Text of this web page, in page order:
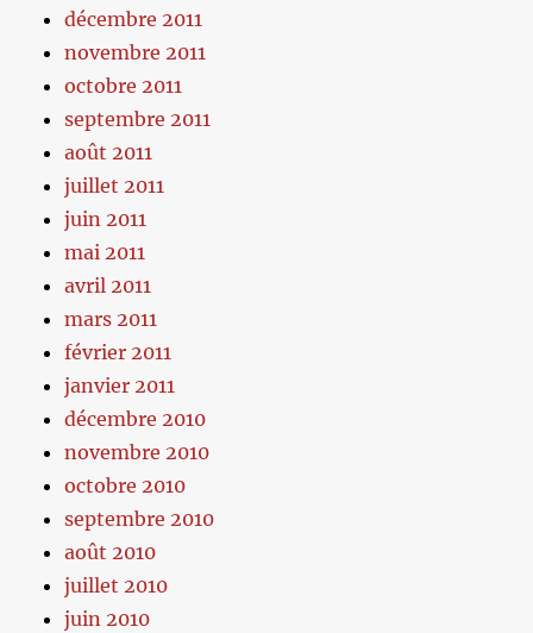
décembre 2011
novembre 2011
octobre 2011
septembre 2011
août 2011
juillet 2011
juin 2011
mai 2011
avril 2011
mars 2011
février 2011
janvier 2011
décembre 2010
novembre 2010
octobre 2010
septembre 2010
août 2010
juillet 2010
juin 2010